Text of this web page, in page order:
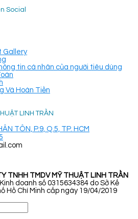
Social
Gallery
tin cá nhân của người tiêu dùng
Và Hoàn Tiền
LINH TRẦN
TÔN, P.9, Q.5, TP. HCM
TNHH TMDV MỸ THUẬT LINH TRẦN
doanh số 0315634384 do Sở Kế
Hồ Chí Minh cấp ngày 19/04/2019